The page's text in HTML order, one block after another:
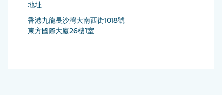
地址
香港九龍長沙灣大南西街1018號
東方國際大廈26樓1室